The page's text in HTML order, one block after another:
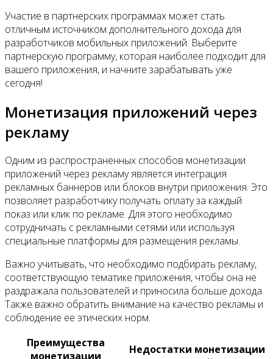
Участие в партнерских программах может стать
отличным источником дополнительного дохода для
разработчиков мобильных приложений. Выберите
партнерскую программу, которая наиболее подходит для
вашего приложения, и начните зарабатывать уже
сегодня!
Монетизация приложений через
рекламу
Одним из распространенных способов монетизации
приложений через рекламу является интеграция
рекламных баннеров или блоков внутри приложения. Это
позволяет разработчику получать оплату за каждый
показ или клик по рекламе. Для этого необходимо
сотрудничать с рекламными сетями или используя
специальные платформы для размещения рекламы.
Важно учитывать, что необходимо подбирать рекламу,
соответствующую тематике приложения, чтобы она не
раздражала пользователей и приносила больше дохода.
Также важно обратить внимание на качество рекламы и
соблюдение ее этических норм.
Преимущества
монетизации
Недостатки монетизации